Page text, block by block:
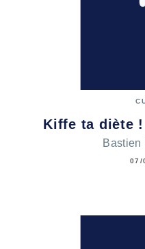
Kiffe ta diète
Bastien
07/